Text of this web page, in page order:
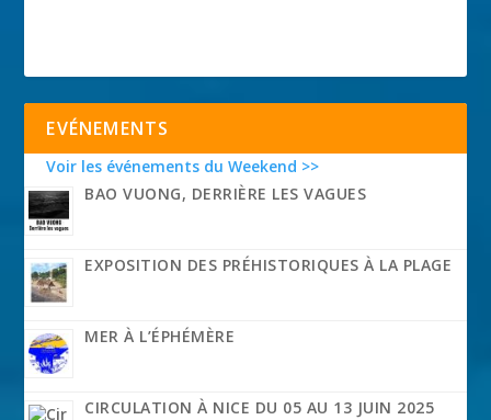
EVÉNEMENTS
Voir les événements du Weekend >>
BAO VUONG, DERRIÈRE LES VAGUES
EXPOSITION DES PRÉHISTORIQUES À LA PLAGE
MER À L’ÉPHÉMÈRE
CIRCULATION À NICE DU 05 AU 13 JUIN 2025